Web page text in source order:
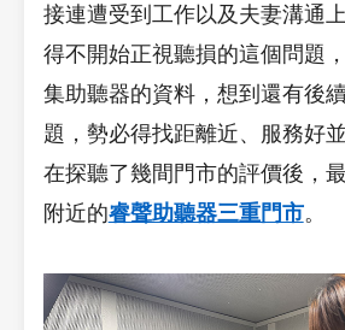
接連遭受到工作以及夫妻溝通
得不開始正視聽損的這個問題
集助聽器的資料，想到還有後
題，勢必得找距離近、服務好
在探聽了幾間門市的評價後，
附近的睿聲助聽器三重門市。